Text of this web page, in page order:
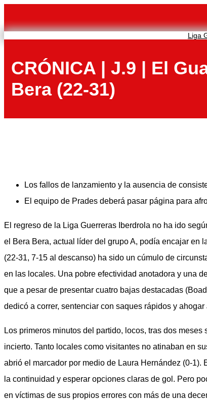
contenido
Liga
CRÓNICA | J.9 | El
Bera (22-31)
Los fallos de lanzamiento y la ausencia de
El equipo de Prades deberá pasar página para
El regreso de la Liga Guerreras Iberdrola no ha ido
el Bera Bera, actual líder del grupo A, podía encajar en
(22-31, 7-15 al descanso) ha sido un cúmulo de
en las locales. Una pobre efectividad anotadora y una
que a pesar de presentar cuatro bajas destacadas
dedicó a correr, sentenciar con saques rápidos y
Los primeros minutos del partido, locos, tras dos
incierto. Tanto locales como visitantes no atinaban en
abrió el marcador por medio de Laura Hernández (0-
la continuidad y esperar opciones claras de gol. Pero
en víctimas de sus propios errores con más de una